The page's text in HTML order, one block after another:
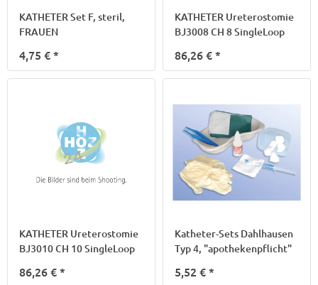
KATHETER Set F, steril,
FRAUEN
4,75 €*
KATHETER Ureterostomie
BJ3008 CH 8 SingleLoop
86,26 €*
KATHETER Ureterostomie
BJ3010 CH 10 SingleLoop
86,26 €*
Katheter-Sets Dahlhausen
Typ 4, "apothekenpflicht"
5,52 €*